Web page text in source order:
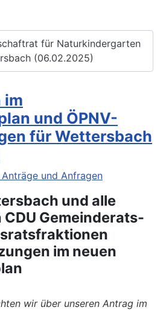
für Naturkindergarten
(06.02.2025)
im
und ÖPNV-
für Wettersbach
Anträge und Anfragen
und alle
Gemeinderats-
im neuen
wir über unseren Antrag im